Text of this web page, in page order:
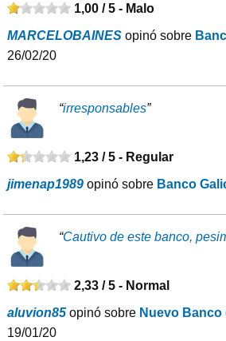
1,00 / 5 - Malo
MARCELOBAINES opinó sobre
26/02/20
“irresponsables”
1,23 / 5 - Regular
jimenap1989 opinó sobre Banco
“Cautivo de este banco,
2,33 / 5 - Normal
aluvion85 opinó sobre Nuevo Banco
19/01/20